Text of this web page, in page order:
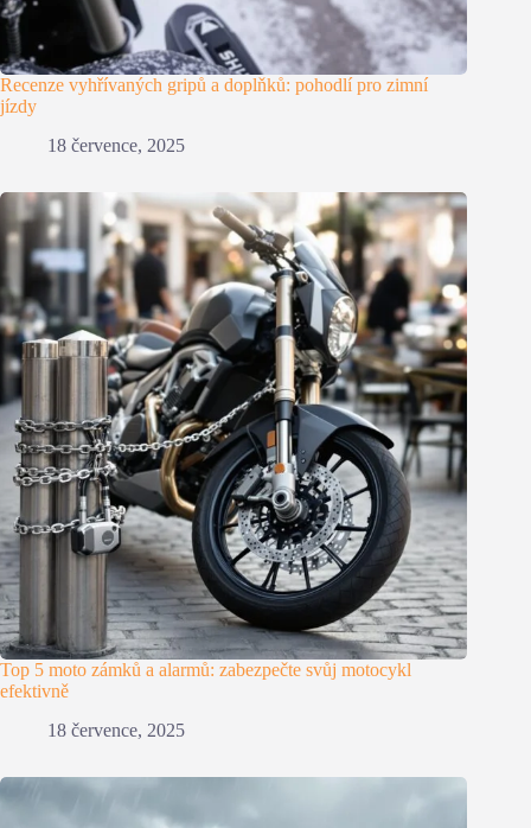
Recenze vyhřívaných gripů a doplňků: pohodlí pro zimní
jízdy
18 července, 2025
Top 5 moto zámků a alarmů: zabezpečte svůj motocykl
efektivně
18 července, 2025